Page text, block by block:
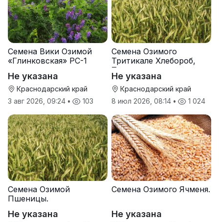
Семена Вики Озимой
«Глинковская» РС-1
Не указана
Краснодарский край
3 авг 2026, 09:24 • 103
Семена Озимого
Тритикале Хлебороб,
Тихон
Не указана
Краснодарский край
8 июл 2026, 08:14 • 1 024
Семена Озимой
Пшеницы.
Не указана
Семена Озимого Ячменя.
Не указана